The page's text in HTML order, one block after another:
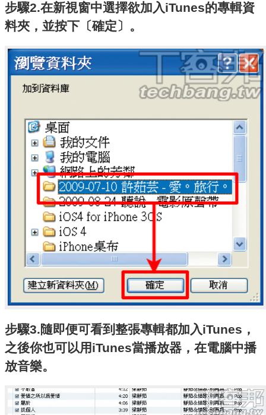
步驟2.在新視窗中選擇欲加入iTunes的專輯資
料夾，並按下〔確定〕。
步驟3.隨即便可看到整張專輯都加入iTunes，
之後你也可以用iTunes當播放器，在電腦中播
放音樂。